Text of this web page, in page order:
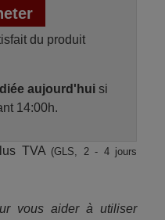
du produit
aujourd'huisi
14:00h.
TVA (GLS, 2 - 4 jours
vous aider à utiliser